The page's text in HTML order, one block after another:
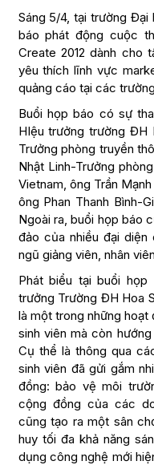
Sáng 5/4, tại trường Đại
báo phát động cuộc
Create 2012 dành cho
yêu thích lĩnh vực
quảng cáo tại các
Buổi họp báo có sự
HIệu trưởng trường ĐH
Trưởng phòng truyền
Nhật Linh-Trưởng
Vietnam, ông Trần
ông Phan Thanh Bình-
Ngoài ra, buổi họp báo
đảo của nhiều đại
ngũ giảng viên, nhân
Phát biểu tại buổi họp
trưởng Trường ĐH Hoa
là một trong những hoạt
sinh viên mà còn
Cụ thể là thông qua
sinh viên đã gửi gắm
đồng: bảo vệ môi
cộng đồng của các
cũng tạo ra một sân
huy tối đa khả năng
dụng công nghệ mới